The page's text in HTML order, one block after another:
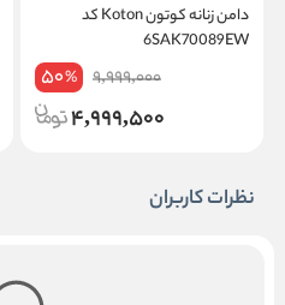
دامن زنانه کوتون Koton کد
6SAK70089EW
9,999,000
50%
4,999,500
نظرات کاربران